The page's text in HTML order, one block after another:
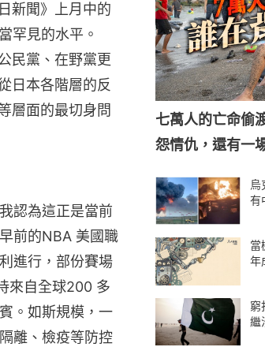
新聞》上月中的
罕見的水平。
民黨、在野黨更
日本各階層的反
層面的最切身問
認為這正是當前
前的NBA 美國職
進行，部份賽場
來自全球200 多
。如斯規模，一
離、檢疫等防控
七萬人的亡命偷
怨情仇，還有一
烏
有
當
年
窮
繼